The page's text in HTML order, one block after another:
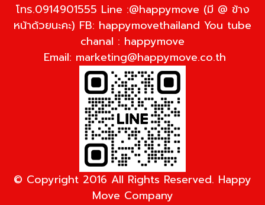
โทร.0914901555 Line :@happymove (มี @ ข้าง
หน้าด้วยนะคะ) FB: happymovethailand You tube
chanal : happymove
Email: marketing@happymove.co.th
© Copyright 2016 All Rights Reserved. Happy
Move Company